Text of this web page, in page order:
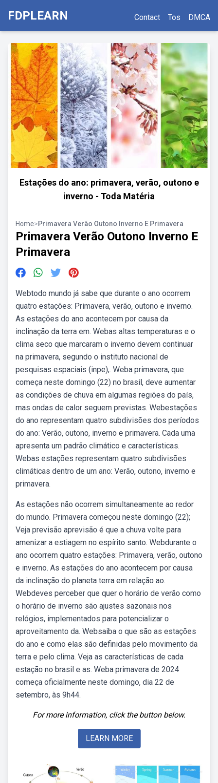
FDPLEARN Contact Tos DMCA
Estações do ano: primavera, verão, outono e
inverno - Toda Matéria
Home>Primavera Verão Outono Inverno E Primavera
Primavera Verão Outono Inverno E
Primavera
Webtodo mundo já sabe que durante o ano ocorrem
quatro estações: Primavera, verão, outono e inverno.
As estações do ano acontecem por causa da
inclinação da terra em. Webas altas temperaturas e o
clima seco que marcaram o inverno devem continuar
na primavera, segundo o instituto nacional de
pesquisas espaciais (inpe),. Weba primavera, que
começa neste domingo (22) no brasil, deve aumentar
as condições de chuva em algumas regiões do país,
mas ondas de calor seguem previstas. Webestações
do ano representam quatro subdivisões dos períodos
do ano: Verão, outono, inverno e primavera. Cada uma
apresenta um padrão climático e características.
Webas estações representam quatro subdivisões
climáticas dentro de um ano: Verão, outono, inverno e
primavera.
As estações não ocorrem simultaneamente ao redor
do mundo. Primavera começou neste domingo (22);
Veja previsão aprevisão é que a chuva volte para
amenizar a estiagem no espírito santo. Webdurante o
ano ocorrem quatro estações: Primavera, verão, outono
e inverno. As estações do ano acontecem por causa
da inclinação do planeta terra em relação ao.
Webdeves perceber que quer o horário de verão como
o horário de inverno são ajustes sazonais nos
relógios, implementados para potencializar o
aproveitamento da. Websaiba o que são as estações
do ano e como elas são definidas pelo movimento da
terra e pelo clima. Veja as características de cada
estação no brasil e as. Weba primavera de 2024
começa oficialmente neste domingo, dia 22 de
setembro, às 9h44.
For more information, click the button below.
LEARN MORE